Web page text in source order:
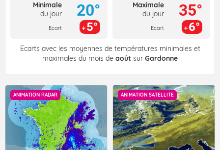
Minimale
du jour
Ecart
20°
5°
Maximale
du jour
Ecart
35°
6°
Écarts avec les moyennes de températures minimales et
maximales du mois de août sur Gardonne
ANIMATION RADAR ANIMATION SATELLITE